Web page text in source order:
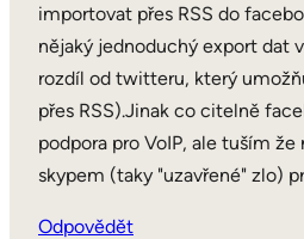
importovat přes RSS do
nějaký jednoduchý export dat
rozdíl od twitteru, který
přes RSS).Jinak co citelně
podpora pro VoIP, ale tuším že
skypem (taky "uzavřené" zlo)
Odpovědět